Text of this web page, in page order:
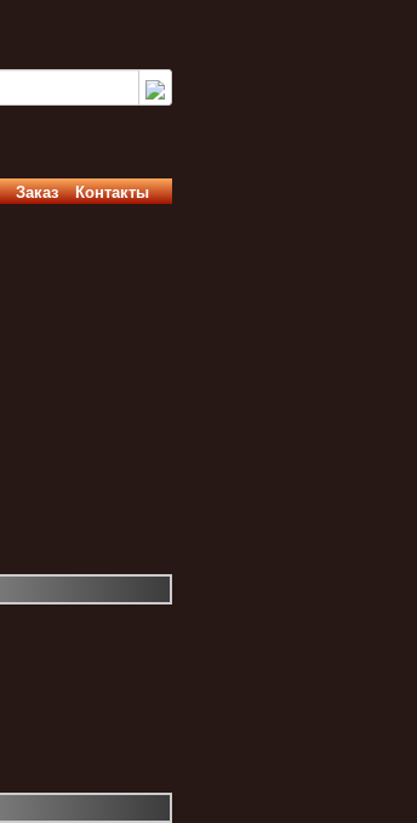
Заказ Контакты